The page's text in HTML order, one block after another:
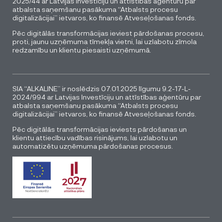
atbalsta saņemšanu pasākuma “Atbalsts procesu
digitalizācijai” ietvaros, ko finansē Atveseļošanas fonds.
Pēc digitālās transformācijas ieviest pārdošanas procesu,
proti, jaunu uzņēmuma tīmekļa vietni, lai uzlabotu zīmola
redzamību un klientu piesaisti uzņēmumā.
SIA “ALKALINE” ir noslēdzis 07.01.2025 līgumu 9.2-17-L-
2024/994 ar Latvijas Investīciju un attīstības aģentūru par
atbalsta saņemšanu pasākuma “Atbalsts procesu
digitalizācijai” ietvaros, ko finansē Atveseļošanas fonds.
Pēc digitālās transformācijas ieviests pārdošanas un
klientu attiecību vadības risinājums, lai uzlabotu un
automatizētu uzņēmuma pārdošanas procesus.